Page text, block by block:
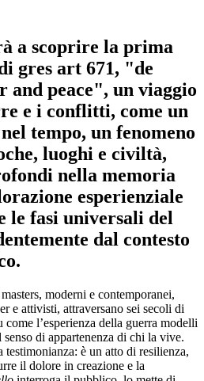
a scoprire la prima
gres art 671, "de
and peace", un viaggio
e i conflitti, come un
tempo, un fenomeno
luoghi e civiltà,
nella memoria
esperienziale
le fasi universali del
dal contesto
moderni e contemporanei,
e attivisti, attraversano sei secoli di
l’esperienza della guerra modelli
di appartenenza di chi la vive.
è un atto di resilienza,
il dolore in creazione e la